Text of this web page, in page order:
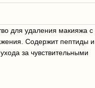
для удаления макияжа с
Содержит пептиды и
за чувствительными